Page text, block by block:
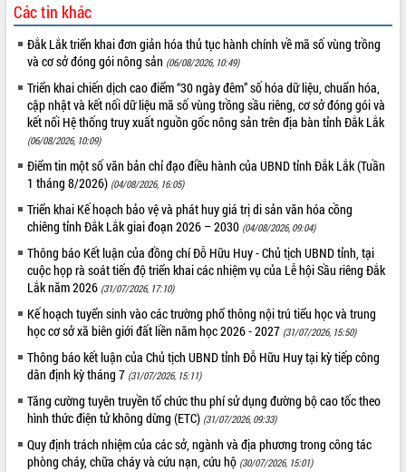
VIDEO
Không có file video nào để phát.
ALBUM ẢNH
LIÊN KẾT WEB
THỐNG KÊ TRUY CẬP
Hôm nay: 33482
Tất cả:
66078805
Các tin khác
Đắk Lắk triển khai đơn giản hóa thủ tục hành chính về mã số vùng trồng
và cơ sở đóng gói nông sản (06/08/2026, 10:49)
Triển khai chiến dịch cao điểm “30 ngày đêm” số hóa dữ liệu, chuẩn hóa,
cập nhật và kết nối dữ liệu mã số vùng trồng sầu riêng, cơ sở đóng gói và
kết nối Hệ thống truy xuất nguồn gốc nông sản trên địa bàn tỉnh Đắk Lắk
(06/08/2026, 10:09)
Điểm tin một số văn bản chỉ đạo điều hành của UBND tỉnh Đắk Lắk (Tuần
1 tháng 8/2026) (04/08/2026, 16:05)
Triển khai Kế hoạch bảo vệ và phát huy giá trị di sản văn hóa cồng
chiêng tỉnh Đắk Lắk giai đoạn 2026 – 2030 (04/08/2026, 09:04)
Thông báo Kết luận của đồng chí Đỗ Hữu Huy - Chủ tịch UBND tỉnh, tại
cuộc họp rà soát tiến độ triển khai các nhiệm vụ của Lễ hội Sầu riêng Đắk
Lắk năm 2026 (31/07/2026, 17:10)
Kế hoạch tuyển sinh vào các trường phổ thông nội trú tiểu học và trung
học cơ sở xã biên giới đất liền năm học 2026 - 2027 (31/07/2026, 15:50)
Thông báo kết luận của Chủ tịch UBND tỉnh Đỗ Hữu Huy tại kỳ tiếp công
dân định kỳ tháng 7 (31/07/2026, 15:11)
Tăng cường tuyên truyền tổ chức thu phí sử dụng đường bộ cao tốc theo
hình thức điện tử không dừng (ETC) (31/07/2026, 09:33)
Quy định trách nhiệm của các sở, ngành và địa phương trong công tác
phòng cháy, chữa cháy và cứu nạn, cứu hộ (30/07/2026, 15:01)